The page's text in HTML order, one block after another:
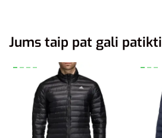
Jums taip pat gali patikti